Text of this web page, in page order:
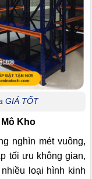
GIÁ TỐT
Kho
nghìn mét vuông,
tối ưu không gian,
loại hình kinh